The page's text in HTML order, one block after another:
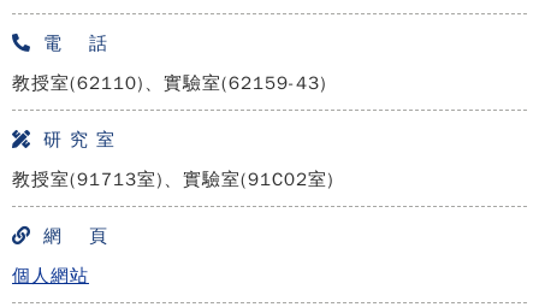
電 話
教授室(62110)、實驗室(62159-43)
研 究 室
教授室(91713室)、實驗室(91C02室)
網 頁
個人網站